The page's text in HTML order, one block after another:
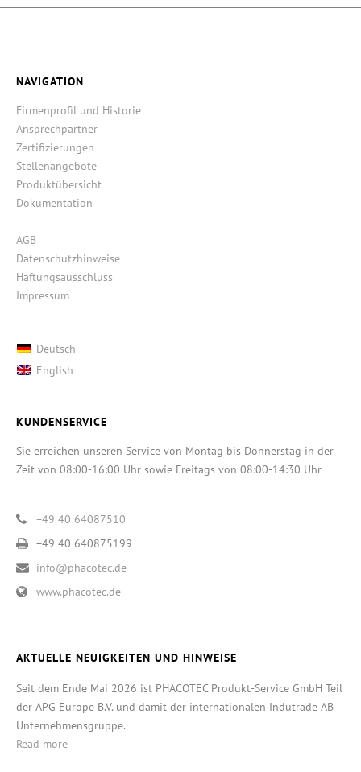
NAVIGATION
Firmenprofil und Historie
Ansprechpartner
Zertifizierungen
Stellenangebote
Produktübersicht
Dokumentation
AGB
Datenschutzhinweise
Haftungsausschluss
Impressum
Deutsch
English
KUNDENSERVICE
Sie erreichen unseren Service von Montag bis Donnerstag in der
Zeit von 08:00-16:00 Uhr sowie Freitags von 08:00-14:30 Uhr
+49 40 64087510
+49 40 640875199
info@phacotec.de
www.phacotec.de
AKTUELLE NEUIGKEITEN UND HINWEISE
Seit dem Ende Mai 2026 ist PHACOTEC Produkt-Service GmbH Teil
der APG Europe B.V. und damit der internationalen Indutrade AB
Unternehmensgruppe.
Read more